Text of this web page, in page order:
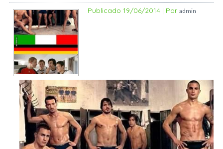
Publicado 19/06/2014 | Por admin